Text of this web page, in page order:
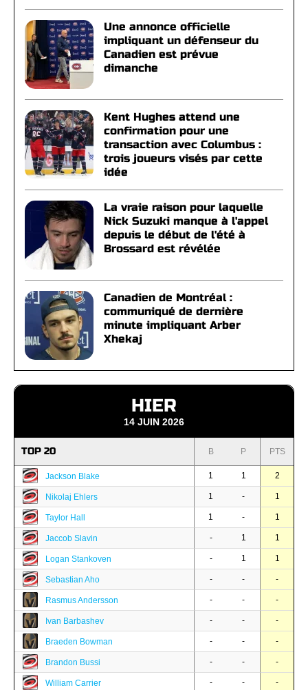
Une annonce officielle
impliquant un défenseur du
Canadien est prévue
dimanche
Kent Hughes attend une
confirmation pour une
transaction avec Columbus :
trois joueurs visés par cette
idée
La vraie raison pour laquelle
Nick Suzuki manque à l'appel
depuis le début de l'été à
Brossard est révélée
Canadien de Montréal :
communiqué de dernière
minute impliquant Arber
Xhekaj
HIER
14 JUIN 2026
TOP 20 B P PTS
Jackson Blake 1 1 2
Nikolaj Ehlers 1 - 1
Taylor Hall 1 - 1
Jaccob Slavin - 1 1
Logan Stankoven - 1 1
Sebastian Aho - - -
Rasmus Andersson - - -
Ivan Barbashev - - -
Braeden Bowman - - -
Brandon Bussi - - -
William Carrier - - -